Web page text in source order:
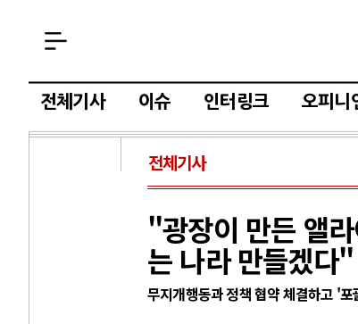
전체기사 이슈 인터링크 오피니
전체기사
"광장이 만든 앨
는 나라 만들겠다"
무지개행동과 정책 협약 체결하고 '